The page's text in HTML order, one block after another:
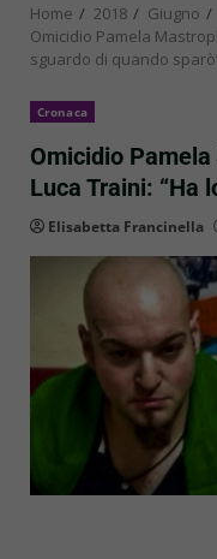
Home 2018 Giugno
Omicidio Pamela
sguardo di quando
Cronaca
Omicidio
Luca Traini: “Ha
Elisabetta Francinella